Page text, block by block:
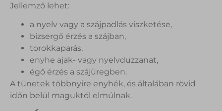
Jellemző lehet:
a nyelv vagy a szájpadlás viszketése,
bizsergő érzés a szájban,
torokkaparás,
enyhe ajak- vagy nyelvduzzanat,
égő érzés a szájüregben.
A tünetek többnyire enyhék, és általában rövid
időn belül maguktól elmúlnak.